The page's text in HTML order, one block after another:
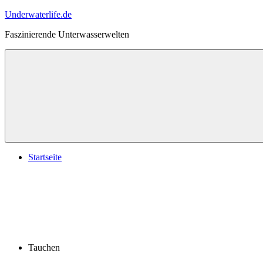
Zum
springen
Underwaterlife.de
Faszinierende Unterwasserwelten
Menü
Startseite
Tauchen